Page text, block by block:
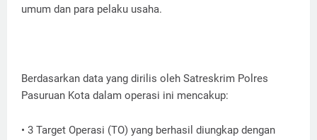
umum dan para pelaku usaha.
Berdasarkan data yang dirilis oleh Satreskrim Polres
Pasuruan Kota dalam operasi ini mencakup:
• 3 Target Operasi (TO) yang berhasil diungkap dengan